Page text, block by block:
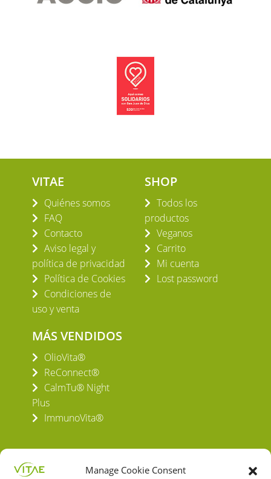
Manage Cookie Consent
VITAE
Quiénes somos
FAQ
Contacto
Aviso legal y
política de privacidad
Política de Cookies
Condiciones de
uso y venta
SHOP
Todos los
productos
Veganos
Carrito
Mi cuenta
Lost password
MÁS VENDIDOS
OlioVita®
ReConnect®
CalmTu® Night
Plus
ImmunoVita®